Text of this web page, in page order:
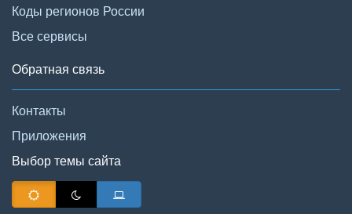
Коды регионов России
Все сервисы
Обратная связь
Контакты
Приложения
Выбор темы сайта